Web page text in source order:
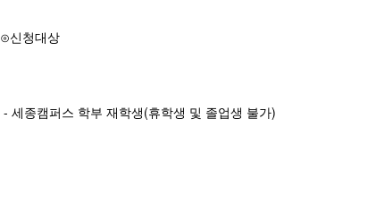
⊙신청대상
- 세종캠퍼스 학부 재학생(휴학생 및 졸업생 불가)